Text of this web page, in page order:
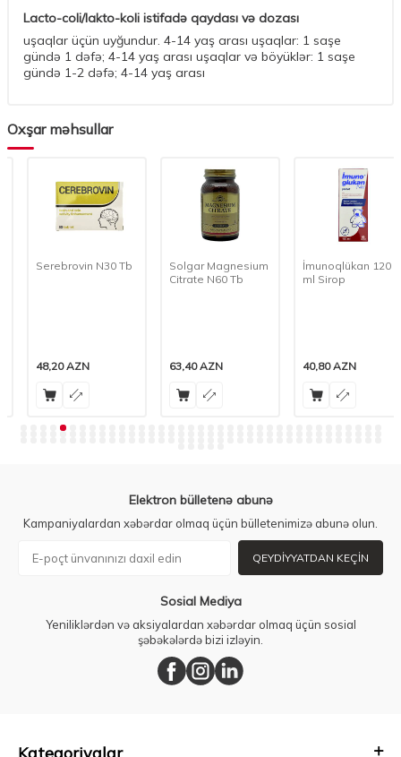
Lacto-coli/lakto-koli istifadə qaydası və dozası
uşaqlar üçün uyğundur. 4-14 yaş arası uşaqlar: 1 saşe
gündə 1 dəfə; 4-14 yaş arası uşaqlar və böyüklər: 1 saşe
gündə 1-2 dəfə; 4-14 yaş arası
Oxşar məhsullar
Serebrovin N30 Tb
48,20AZN
Solgar Magnesium
Citrate N60 Tb
63,40AZN
İmunoqlükan 120
ml Sirop
40,80AZN
Elektron bülletenə abunə
Kampaniyalardan xəbərdar olmaq üçün bülletenimizə abunə olun.
QEYDIYYATDAN KEÇIN
Sosial Mediya
Yeniliklərdən və aksiyalardan xəbərdar olmaq üçün sosial
şəbəkələrdə bizi izləyin.